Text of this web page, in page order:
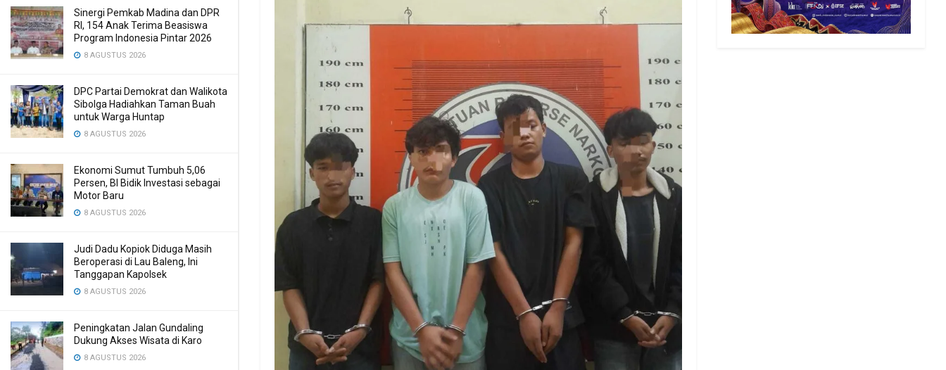
Sinergi Pemkab Madina dan DPR
RI, 154 Anak Terima Beasiswa
Program Indonesia Pintar 2026
8 AGUSTUS 2026
DPC Partai Demokrat dan Walikota
Sibolga Hadiahkan Taman Buah
untuk Warga Huntap
8 AGUSTUS 2026
Ekonomi Sumut Tumbuh 5,06
Persen, BI Bidik Investasi sebagai
Motor Baru
8 AGUSTUS 2026
Judi Dadu Kopiok Diduga Masih
Beroperasi di Lau Baleng, Ini
Tanggapan Kapolsek
8 AGUSTUS 2026
Peningkatan Jalan Gundaling
Dukung Akses Wisata di Karo
8 AGUSTUS 2026